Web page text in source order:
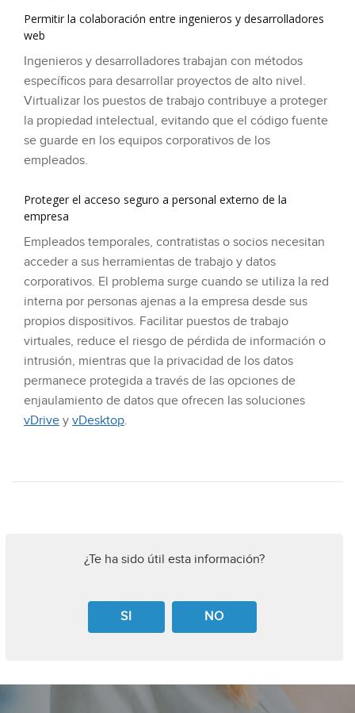
Permitir la colaboración entre ingenieros y desarrolladores
web
Ingenieros y desarrolladores trabajan con métodos
específicos para desarrollar proyectos de alto nivel.
Virtualizar los puestos de trabajo contribuye a proteger
la propiedad intelectual, evitando que el código fuente
se guarde en los equipos corporativos de los
empleados.
Proteger el acceso seguro a personal externo de la
empresa
Empleados temporales, contratistas o socios necesitan
acceder a sus herramientas de trabajo y datos
corporativos. El problema surge cuando se utiliza la red
interna por personas ajenas a la empresa desde sus
propios dispositivos. Facilitar puestos de trabajo
virtuales, reduce el riesgo de pérdida de información o
intrusión, mientras que la privacidad de los datos
permanece protegida a través de las opciones de
enjaulamiento de datos que ofrecen las soluciones
vDrive y vDesktop.
¿Te ha sido útil esta información?
SI NO